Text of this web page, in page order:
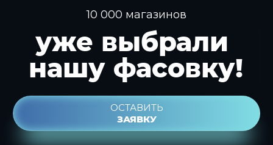
10 000 магазинов
уже выбрали
нашу фасовку!
ОСТАВИТЬ
ЗАЯВКУ